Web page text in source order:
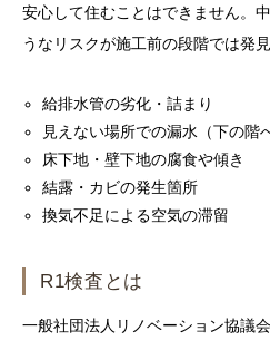
安心して住むことはできません。
うなリスクが施工前の段階では発
給排水管の劣化・詰まり
見えない場所での漏水（下の階
床下地・壁下地の腐食や傾き
結露・カビの発生箇所
換気不足による空気の滞留
R1検査とは
一般社団法人リノベーション協議